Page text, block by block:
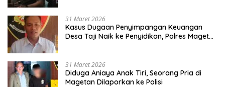
31 Maret 2026
Kasus Dugaan Penyimpangan Keuangan
Desa Taji Naik ke Penyidikan, Polres Magetan
31 Maret 2026
Diduga Aniaya Anak Tiri, Seorang Pria di
Magetan Dilaporkan ke Polisi